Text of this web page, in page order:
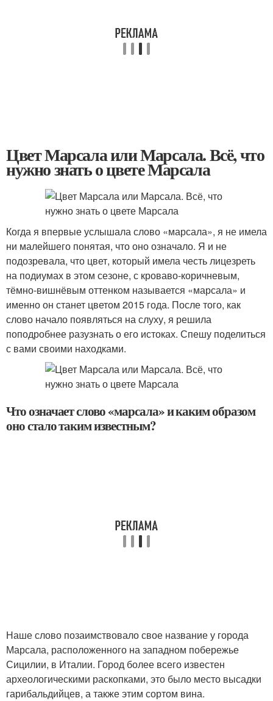
Цвет Марсала или Марсала. Всё, что
нужно знать о цвете Марсала
Когда я впервые услышала слово «марсала», я не имела
ни малейшего понятая, что оно означало. Я и не
подозревала, что цвет, который имела честь лицезреть
на подиумах в этом сезоне, с кроваво-коричневым,
тёмно-вишнёвым оттенком называется «марсала» и
именно он станет цветом 2015 года. После того, как
слово начало появляться на слуху, я решила
поподробнее разузнать о его истоках. Спешу поделиться
с вами своими находками.
Что означает слово «марсала» и каким образом
оно стало таким известным?
Наше слово позаимствовало свое название у города
Марсала, расположенного на западном побережье
Сицилии, в Италии. Город более всего известен
археологическими раскопками, это было место высадки
гарибальдийцев, а также этим сортом вина.